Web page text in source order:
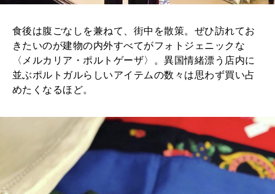
食後は腹ごなしを兼ねて、街中を散策。ぜひ訪れてお
きたいのが建物の内外すべてがフォトジェニックな
〈メルカリア・ポルトゲーザ〉。異国情緒漂う店内に
並ぶポルトガルらしいアイテムの数々は思わず買い占
めたくなるほど。